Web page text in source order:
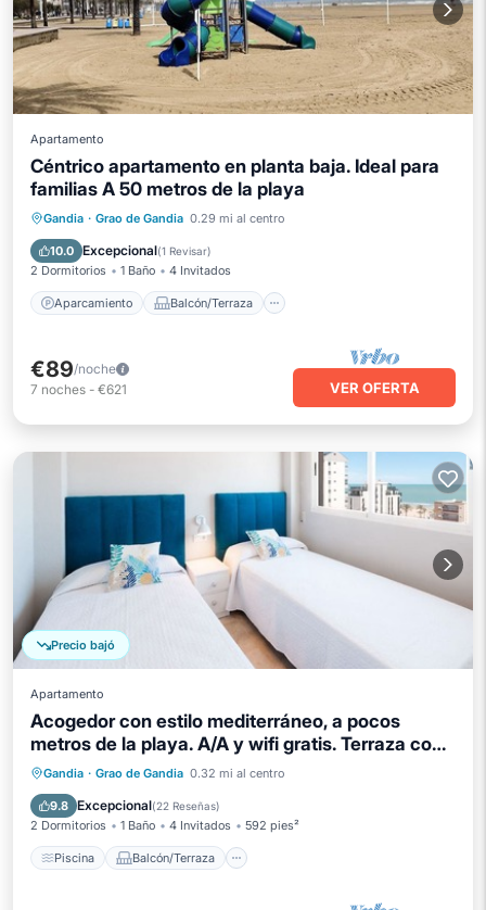
Apartamento
Céntrico apartamento en planta baja. Ideal para
familias A 50 metros de la playa
Gandia · Grao de Gandia 0.29 mi al centro
10.0 Excepcional(1 Revisar)
2 Dormitorios 1 Baño 4 Invitados
Aparcamiento Balcón/Terraza
Aparcamiento
Balcón/Terraza
Cocina
Aire acondicionado
€89/noche
7 noches - €621 VER OFERTA
Precio bajó
Apartamento
Acogedor con estilo mediterráneo, a pocos
metros de la playa. A/A y wifi gratis. Terraza con
vistas al mar-ALQUILER SOLO FAMILIAS
Gandia · Grao de Gandia 0.32 mi al centro
9.8 Excepcional(22 Reseñas)
2 Dormitorios 1 Baño 4 Invitados 592 pies²
Piscina Balcón/Terraza
Piscina Balcón/Terraza
Aire acondicionado